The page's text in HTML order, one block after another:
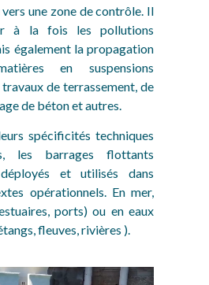
une zone de contrôle. Il
à la fois les pollutions
également la propagation
en suspensions
de terrassement, de
de béton et autres.
spécificités techniques
les barrages flottants
et utilisés dans
opérationnels. En mer,
ports) ou en eaux
fleuves, rivières ).